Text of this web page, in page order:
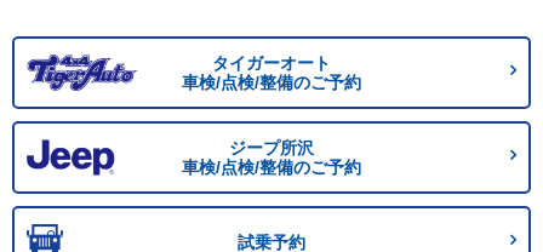
タイガーオート
車検/点検/整備のご予約
ジープ所沢
車検/点検/整備のご予約
試乗予約